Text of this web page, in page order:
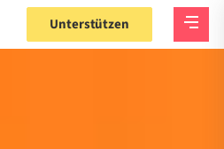
Unterstützen